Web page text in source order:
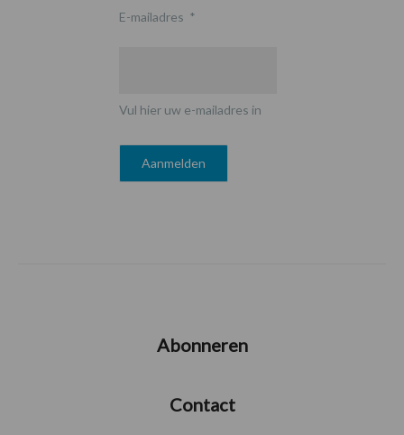
E-mailadres *
Vul hier uw e-mailadres in
Abonneren
Contact